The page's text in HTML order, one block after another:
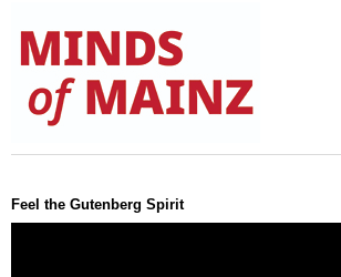
Feel the Gutenberg Spirit